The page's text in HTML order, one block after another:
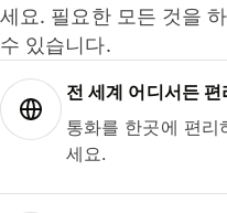
세요. 필요한 모든 것을
수 있습니다.
전 세계 어디서든
통화를 한곳에 편
세요.